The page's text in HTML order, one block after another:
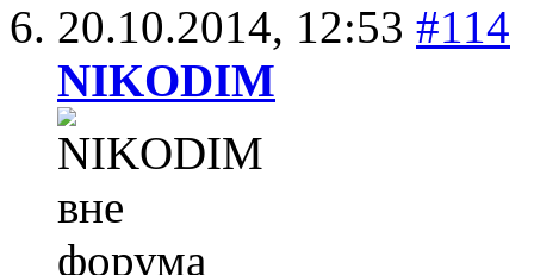
20.10.2014, 12:53 #114
NIKODIM